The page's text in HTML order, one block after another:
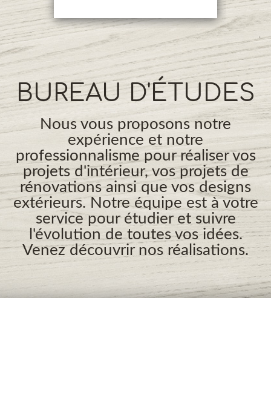
BUREAU D'ÉTUDES
Nous vous proposons notre
expérience et notre
professionnalisme pour réaliser vos
projets d'intérieur, vos projets de
rénovations ainsi que vos designs
extérieurs. Notre équipe est à votre
service pour étudier et suivre
l'évolution de toutes vos idées.
Venez découvrir nos réalisations.